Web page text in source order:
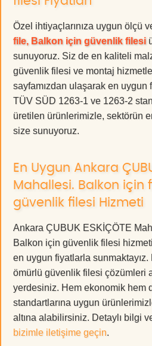
Özel ihtiyaçlarınıza uygun ölçü
file, Balkon için güvenlik filesi
sunuyoruz. Siz de en kaliteli
güvenlik filesi ve montaj
sayfamızdan ulaşarak en
TÜV SÜD 1263-1 ve 1263-2
üretilen ürünlerimizle, sektörün
size sunuyoruz.
En Uygun Ankara
Mahallesi. Balkon için
güvenlik filesi Hizmeti
Ankara ÇUBUK ESKİÇÖTE
Balkon için güvenlik filesi
en uygun fiyatlarla sunmaktayız.
ömürlü güvenlik filesi çözümleri
yerdesiniz. Hem ekonomik hem
standartlarına uygun
altına alabilirsiniz. Detaylı bilgi
bizimle iletişime geçin.